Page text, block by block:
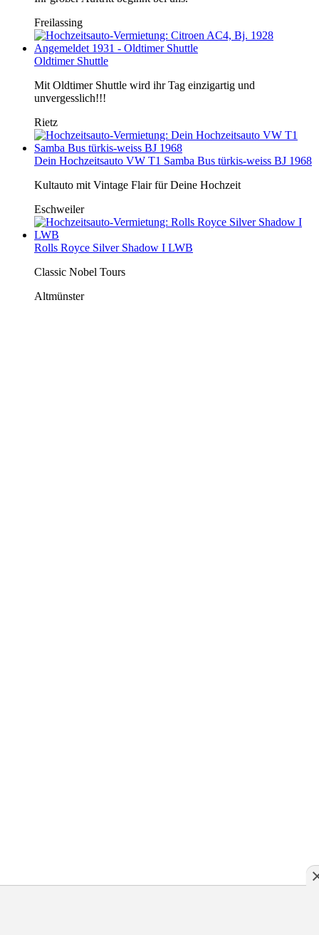
Freilassing
Oldtimer Shuttle
Mit Oldtimer Shuttle wird ihr Tag einzigartig und
unvergesslich!!!
Rietz
Dein Hochzeitsauto VW T1 Samba Bus türkis-weiss BJ 1968
Kultauto mit Vintage Flair für Deine Hochzeit
Eschweiler
Rolls Royce Silver Shadow I LWB
Classic Nobel Tours
Altmünster